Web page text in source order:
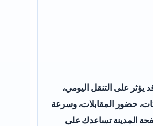
يؤثر على التنقل اليومي،
حضور المقابلات، وسرعة
المدينة تساعدك على